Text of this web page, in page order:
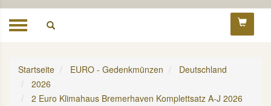
Toggle
Startseite EURO - Gedenkmünzen
Deutschland
2026
2 Euro Klimahaus Bremerhaven Komplettsatz A-J 2026